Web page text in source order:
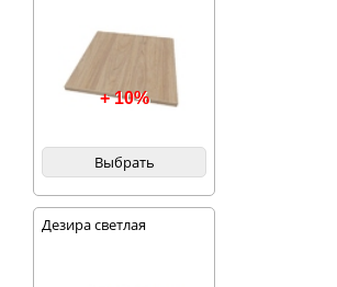
+ 10%
Выбрать
Дезира светлая